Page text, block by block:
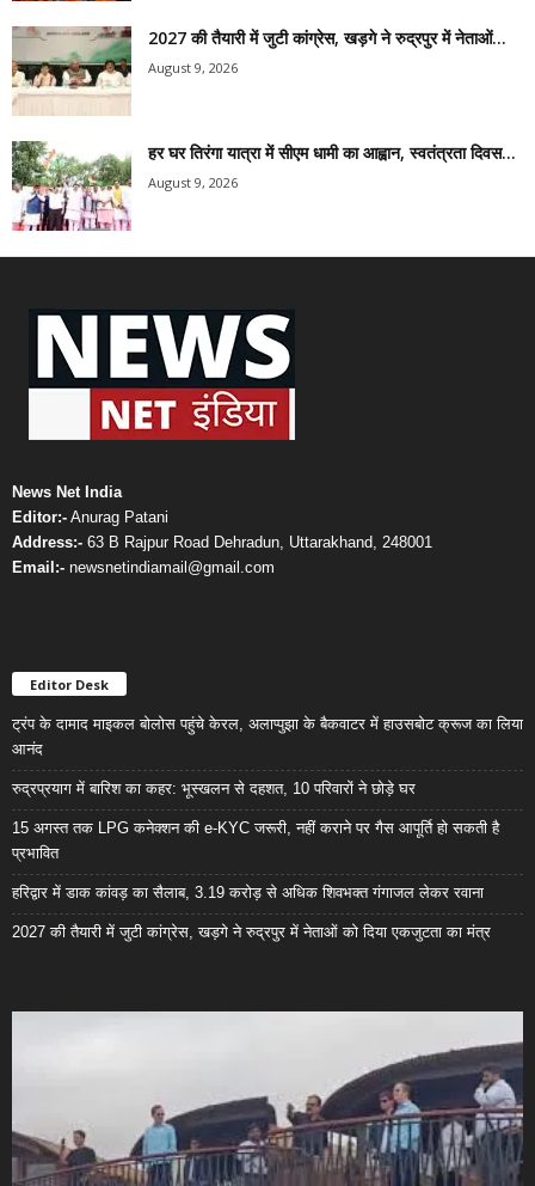
2027 की तैयारी में जुटी कांग्रेस, खड़गे ने रुद्रपुर में नेताओं...
August 9, 2026
हर घर तिरंगा यात्रा में सीएम धामी का आह्वान, स्वतंत्रता दिवस...
August 9, 2026
News Net India
Editor:- Anurag Patani
Address:- 63 B Rajpur Road Dehradun, Uttarakhand, 248001
Email:- newsnetindiamail@gmail.com
Editor Desk
ट्रंप के दामाद माइकल बोलोस पहुंचे केरल, अलाप्पुझा के बैकवाटर में हाउसबोट क्रूज का लिया
आनंद
रुद्रप्रयाग में बारिश का कहर: भूस्खलन से दहशत, 10 परिवारों ने छोड़े घर
15 अगस्त तक LPG कनेक्शन की e-KYC जरूरी, नहीं कराने पर गैस आपूर्ति हो सकती है
प्रभावित
हरिद्वार में डाक कांवड़ का सैलाब, 3.19 करोड़ से अधिक शिवभक्त गंगाजल लेकर रवाना
2027 की तैयारी में जुटी कांग्रेस, खड़गे ने रुद्रपुर में नेताओं को दिया एकजुटता का मंत्र